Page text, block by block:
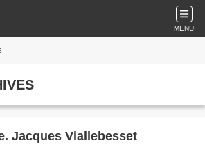
MENU
Jacques Viallebesset